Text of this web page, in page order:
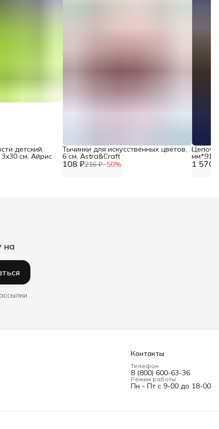
детский,
см, Айрис
108 ₽216 ₽−50%
Тычинки для искусственных цветов,
6 см, Astra&Craft
1 570
на
Контакты
Телефон
8 (800) 600-63-36
Режим работы
Пн - Пт с 9-00 до 18-00